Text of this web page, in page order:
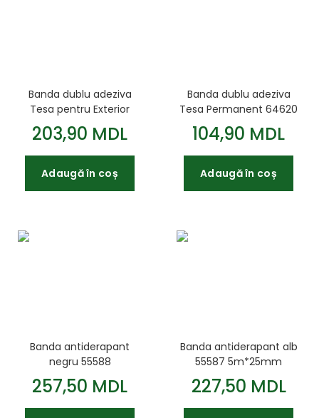
Banda dublu adeziva
Tesa pentru Exterior
66751 1 5m*19mm
203,90 MDL
Adaugă în coș
Banda dublu adeziva
Tesa Permanent 64620
10m*50mm
104,90 MDL
Adaugă în coș
Banda antiderapant
negru 55588
5m*50mm
257,50 MDL
Banda antiderapant alb
55587 5m*25mm
227,50 MDL